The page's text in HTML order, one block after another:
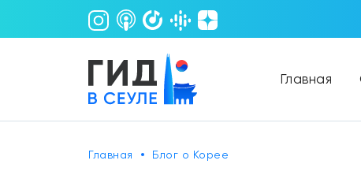
Главная
Главная Блог о Корее